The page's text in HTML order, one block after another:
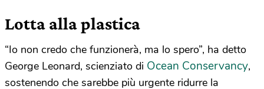
Lotta alla plastica
“Io non credo che funzionerà, ma lo spero”, ha detto
George Leonard, scienziato di Ocean Conservancy,
sostenendo che sarebbe più urgente ridurre la